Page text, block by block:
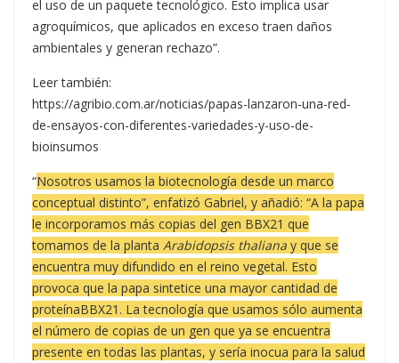
el uso de un paquete tecnológico. Esto implica usar
agroquímicos, que aplicados en exceso traen daños
ambientales y generan rechazo”.
Leer también:
https://agribio.com.ar/noticias/papas-lanzaron-una-red-
de-ensayos-con-diferentes-variedades-y-uso-de-
bioinsumos
“Nosotros usamos la biotecnología desde un marco
conceptual distinto”, enfatizó Gabriel, y añadió: “A la papa
le incorporamos más copias del gen BBX21 que
tomamos de la planta Arabidopsis thaliana y que se
encuentra muy difundido en el reino vegetal. Esto
provoca que la papa sintetice una mayor cantidad de
proteínaBBX21. La tecnología que usamos sólo aumenta
el número de copias de un gen que ya se encuentra
presente en todas las plantas, y sería inocua para la salud